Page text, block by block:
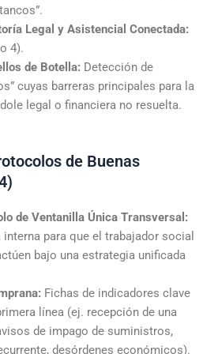
Legal y Asistencial Conectada:
4).
de Botella: Detección de
cuyas barreras principales para la
legal o financiera no resuelta.
de Buenas
de Ventanilla Única Transversal:
interna para que el trabajador social
bajo una estrategia unificada
Fichas de indicadores clave
línea (ej. recepción de una
de impago de suministros,
desórdenes económicos).